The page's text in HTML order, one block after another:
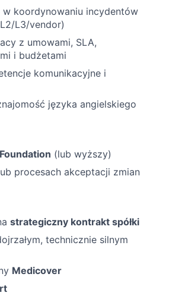
w koordynowaniu incydentów
L3/vendor)
z umowami, SLA,
i budżetami
komunikacyjne i
języka angielskiego
(lub wyższy)
procesach akceptacji zmian
strategiczny kontrakt spółki
technicznie silnym
Medicover